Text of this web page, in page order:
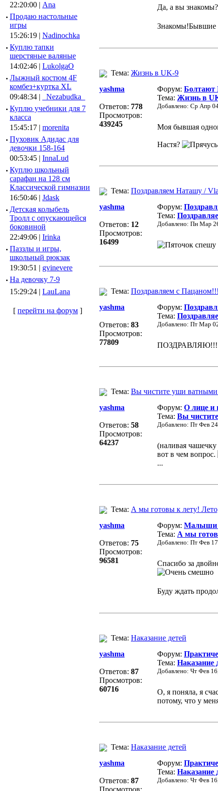
22:20:00 | Ana
· Продаю настольные
игры
15:26:19 | Nadinochka
· Куплю тапки
шерстяные валяные
14:02:46 | LukolgaO
· Лыжный костюм 4F
комбез+куртка XL
09:48:34 |
_Nezabudka_
· Куплю учебники для 7
класса
15:45:17 | morenita
· Пуховик Адидас для
девочки 158-164
00:53:45 | InnaLud
· Куплю школьный
сарафан на 128 см
Классической гимназии
16:50:46 | Jdask
· Детская колыбель
Тролл с опускающейся
боковиной
22:49:06 | Irinka
· Паззлы и игры,
школьный рюкзак
19:30:51 | gvinevere
· Hа девочку 7-9
15:29:24 | LauLana
[ перейти на форум ]
Да, а вы
Тема: Жизнь в UK-9
yashma
Ответов: 778
Просмотров:
439245
Форум: Болтают
Тема: Жизнь в
Добавлено: Ср Апр
Моя бывшая
Настя?
Тема: Поздравляем Наташу /
yashma
Ответов: 12
Просмотров:
16499
Форум:
Тема:
Добавлено: Пн Мар
спешу
Тема: Поздравляем с
yashma
Ответов: 83
Просмотров:
77809
Форум:
Тема:
Добавлено: Пт Мар
Тема: Вы чистите уши ватными
yashma
Ответов: 58
Просмотров:
64237
Форум: О лице и
Тема: Вы
Добавлено: Пт Фев
(наливая
вот в чем вопрос.
...
Тема: А мы готовы к лету!
yashma
Ответов: 75
Просмотров:
96581
Форум: Малыши
Тема: А мы
Добавлено: Пт Фев
Спасибо за
Буду ждать
Тема: Наказание детей
yashma
Ответов: 87
Просмотров:
60716
Форум:
Тема: Наказание
Добавлено: Чт Фев
О, я поняла, я
потому, что у
Тема: Наказание детей
yashma
Ответов: 87
Просмотров:
Форум:
Тема: Наказание
Добавлено: Чт Фев